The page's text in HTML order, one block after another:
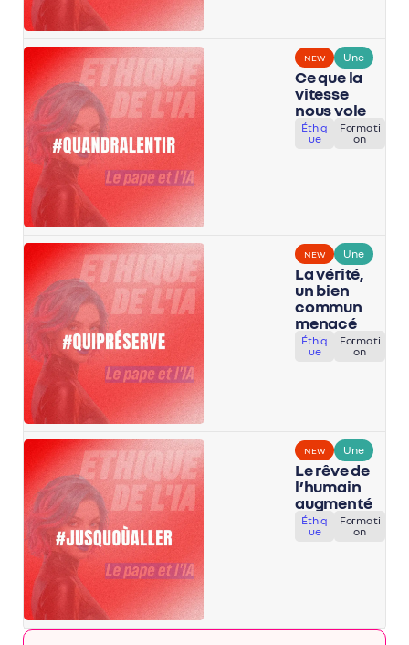
NEW Une
Ce que la
vitesse
nous vole
Éthiq
ue
Formati
on
NEW Une
La vérité,
un bien
commun
menacé
Éthiq
ue
Formati
on
NEW Une
Le rêve de
l’humain
augmenté
Éthiq
ue
Formati
on